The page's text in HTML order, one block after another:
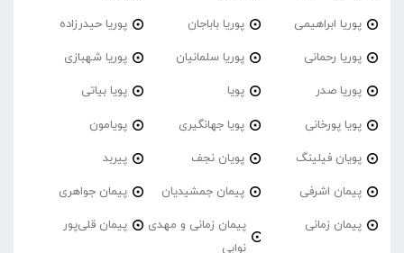
پوریا ابراهیمی پوریا باباجان پوریا حیدرزاده
پوریا رحمانی پوریا سلمانیان پوریا شهبازی
پوریا صدر پویا پویا بیاتی
پویا پورخانی پویا جهانگیری پویامون
پویان فیلینگ پویان نجف پیربد
پیمان اشرفی پیمان جمشیدیان پیمان جواهری
پیمان زمانی
پیمان زمانی و مهدی
نوابی
پیمان قلی‌پور